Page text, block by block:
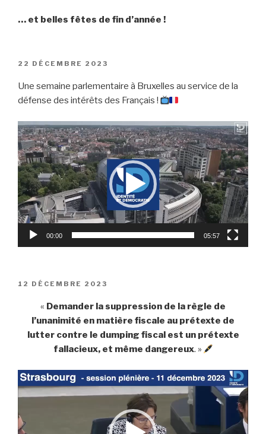
… et belles fêtes de fin d’année !
PUBLIÉ
22 DÉCEMBRE 2023
Une semaine parlementaire à Bruxelles au service de la
défense des intérêts des Français !
Lecteur
vidéo
00:00 05:57
PUBLIÉ
12 DÉCEMBRE 2023
« Demander la suppression de la règle de
l’unanimité en matière fiscale au prétexte de
lutter contre le dumping fiscal est un prétexte
fallacieux, et même dangereux. »
Lecteur
vidéo